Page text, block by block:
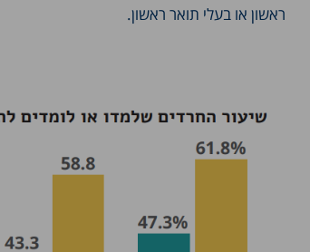
ראשון או בעלי תואר ראשון.